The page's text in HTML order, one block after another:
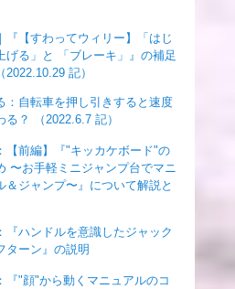
『【すわってウィリー】「はじ
げる」と 「ブレーキ」』の補足
2022.10.29 記）
：自転車を押し引きすると速度
る？ （2022.6.7 記）
【前編】『"キッカケボード"の
〜お手軽ミニジャンプ台でマニ
＆ジャンプ〜』について解説と
『ハンドルを意識したジャック
ターン』の説明
『"顔"から動くマニュアルのコ